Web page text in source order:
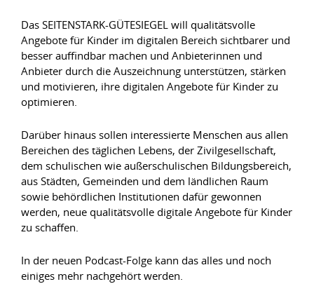
Das SEITENSTARK-GÜTESIEGEL will qualitätsvolle
Angebote für Kinder im digitalen Bereich sichtbarer und
besser auffindbar machen und Anbieterinnen und
Anbieter durch die Auszeichnung unterstützen, stärken
und motivieren, ihre digitalen Angebote für Kinder zu
optimieren.
Darüber hinaus sollen interessierte Menschen aus allen
Bereichen des täglichen Lebens, der Zivilgesellschaft,
dem schulischen wie außerschulischen Bildungsbereich,
aus Städten, Gemeinden und dem ländlichen Raum
sowie behördlichen Institutionen dafür gewonnen
werden, neue qualitätsvolle digitale Angebote für Kinder
zu schaffen.
In der neuen Podcast-Folge kann das alles und noch
einiges mehr nachgehört werden.